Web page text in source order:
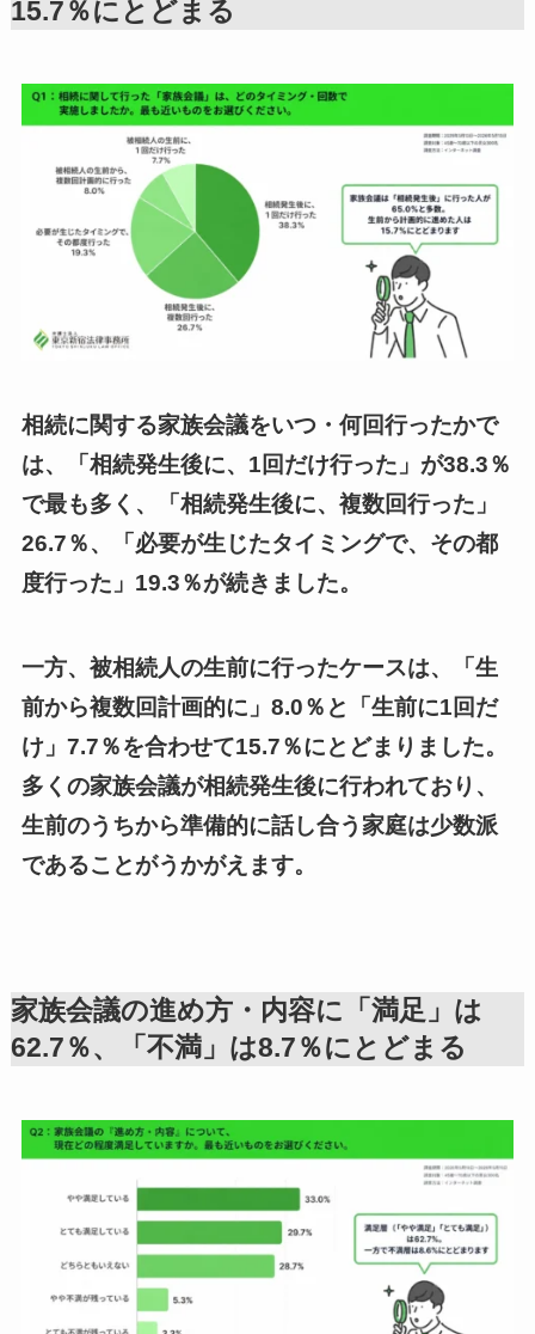
15.7％にとどまる
相続に関する家族会議をいつ・何回行ったかで
は、「相続発生後に、1回だけ行った」が38.3％
で最も多く、「相続発生後に、複数回行った」
26.7％、「必要が生じたタイミングで、その都
度行った」19.3％が続きました。
一方、被相続人の生前に行ったケースは、「生
前から複数回計画的に」8.0％と「生前に1回だ
け」7.7％を合わせて15.7％にとどまりました。
多くの家族会議が相続発生後に行われており、
生前のうちから準備的に話し合う家庭は少数派
であることがうかがえます。
家族会議の進め方・内容に「満足」は
62.7％、「不満」は8.7％にとどまる